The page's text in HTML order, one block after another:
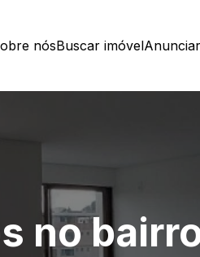
nósBuscar imóvel
no